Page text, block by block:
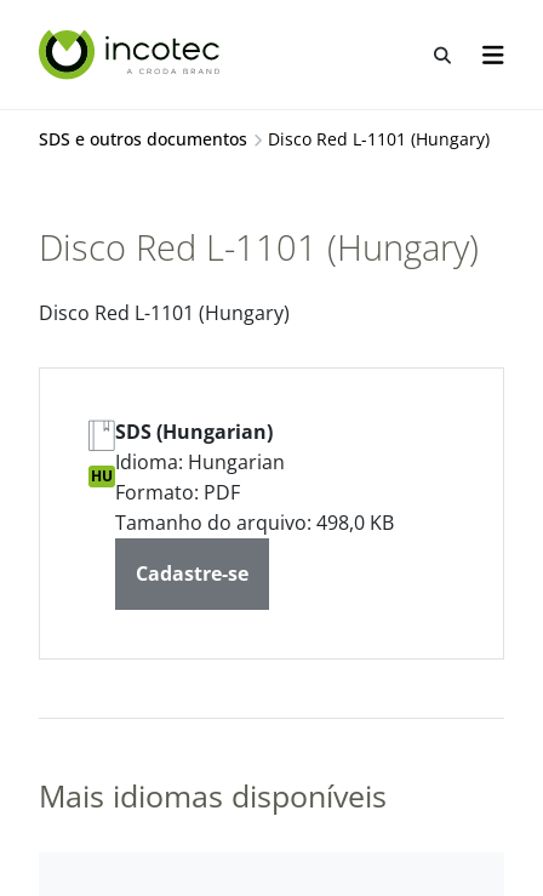
para
para
Abrir
Abrir
SDS e outros documentos Disco Red L-1101 (Hungary)
Disco Red L-1101 (Hungary)
Disco Red L-1101 (Hungary)
HU
SDS (Hungarian)
Idioma: Hungarian
Formato: PDF
Tamanho do arquivo: 498,0 KB
Cadastre-se
Mais idiomas disponíveis